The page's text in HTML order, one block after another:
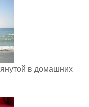
в домашних